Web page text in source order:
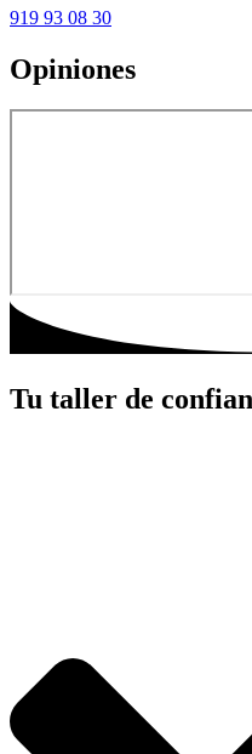
919 93 08 30
Opiniones
Tu taller de